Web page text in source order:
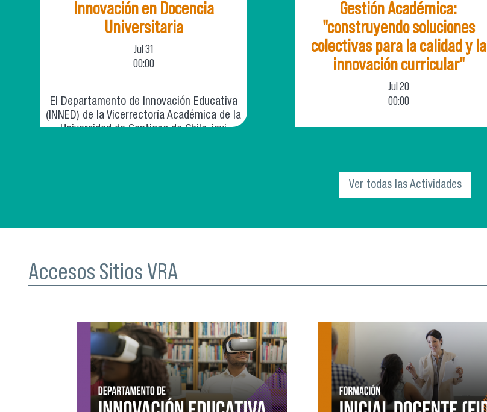
Innovación en Docencia
Universitaria
Jul 31
00:00
El Departamento de Innovación Educativa
(INNED) de la Vicerrectoría Académica de la
Universidad de Santiago de Chile, invi
Gestión Académica:
"construyendo soluciones
colectivas para la calidad y la
innovación curricular"
Jul 20
00:00
Ver todas las Actividades
Accesos Sitios VRA